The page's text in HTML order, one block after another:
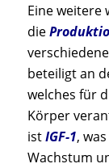
Eine weitere
die
beteiligt an
welches für
Körper
istIGF-1,
Wachstum